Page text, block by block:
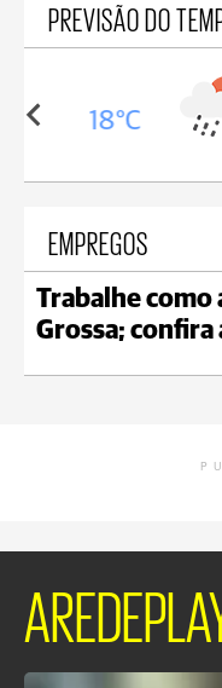
PREVISÃO DO
18°C
EMPREGOS
Trabalhe como
Grossa; confira